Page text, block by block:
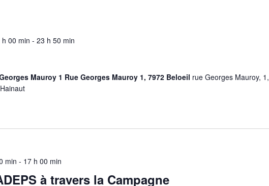
00 min - 23 h 50 min
Mauroy 1 Rue Georges Mauroy 1, 7972 Beloeil rue Georges Mauroy, 1,
min - 17 h 00 min
à travers la Campagne